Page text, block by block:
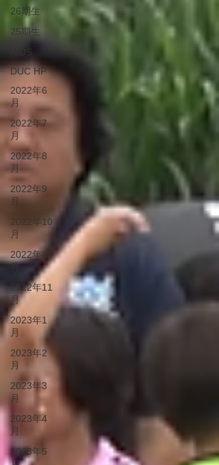
26期生
25期生
KIDS
DUC HP
2022年6
月
2022年7
月
2022年8
月
2022年9
月
2022年10
月
2022年12
月
2022年11
月
2023年1
月
2023年2
月
2023年3
月
2023年4
月
2023年5